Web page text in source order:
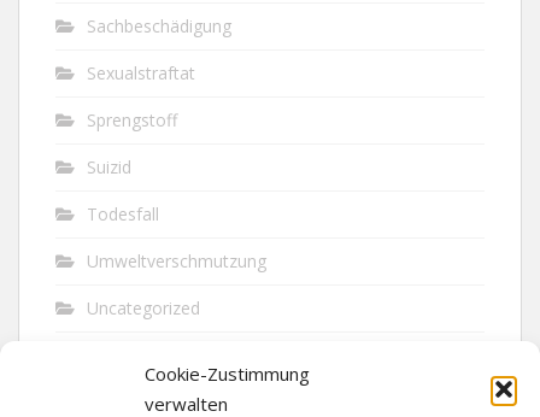
Cookie-Zustimmung
verwalten
Sachbeschädigung
Sexualstraftat
Sprengstoff
Suizid
Todesfall
Umweltverschmutzung
Uncategorized
Vandalismus